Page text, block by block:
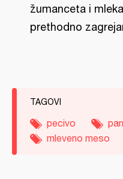
žumanceta i
prethodno
TAGOVI
pecivo
mleveno meso